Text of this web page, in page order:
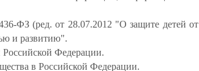
ФЗ (ред. от 28.07.2012 "О защите детей от
и развитию".
Федерации.
в Российской Федерации.